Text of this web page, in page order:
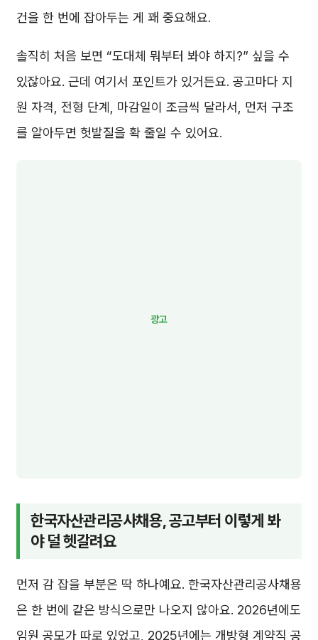
건을 한 번에 잡아두는 게 꽤 중요해요.
솔직히 처음 보면 “도대체 뭐부터 봐야 하지?” 싶을 수
있잖아요. 근데 여기서 포인트가 있거든요. 공고마다 지
원 자격, 전형 단계, 마감일이 조금씩 달라서, 먼저 구조
를 알아두면 헛발질을 확 줄일 수 있어요.
한국자산관리공사채용, 공고부터 이렇게 봐
야 덜 헷갈려요
먼저 감 잡을 부분은 딱 하나예요. 한국자산관리공사채용
은 한 번에 같은 방식으로만 나오지 않아요. 2026년에도
임원 공모가 따로 있었고, 2025년에는 개방형 계약직 공